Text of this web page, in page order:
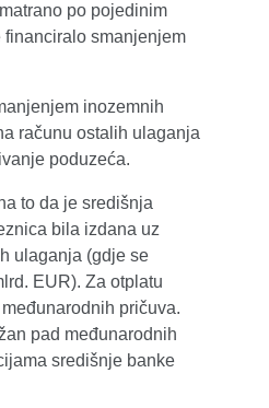
po pojedinim
financiralo smanjenjem
inozemnih
računu ostalih ulaganja
poduzeća.
to da je središnja
bila izdana uz
ulaganja (gdje se
EUR). Za otplatu
pričuva.
pad međunarodnih
središnje banke